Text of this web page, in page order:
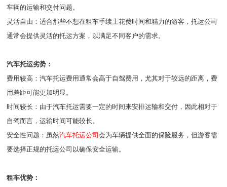
车辆的运输和交付问题。
灵活自由：适合那些不想在租车手续上花费时间和精力的游客，托运公司
通常会提供灵活的托运方案，以满足不同客户的需求。
汽车托运劣势：
费用较高：汽车托运费用通常会高于自驾费用，尤其对于较远的距离，费
用差距可能更加明显。
时间较长：由于汽车托运需要一定的时间来安排运输和交付，因此相对于
自驾而言，运输时间可能较长。
安全性问题：虽然汽车托运公司会为车辆提供全面的保险服务，但游客需
要选择正规的托运公司以确保安全运输。
租车优势：